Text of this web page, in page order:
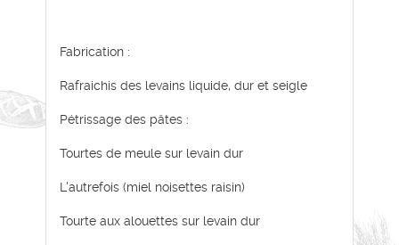
Fabrication :
Rafraichis des levains liquide, dur et seigle
Pétrissage des pâtes :
Tourtes de meule sur levain dur
L'autrefois (miel noisettes raisin)
Tourte aux alouettes sur levain dur